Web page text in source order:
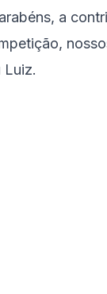
, a
Luiz.